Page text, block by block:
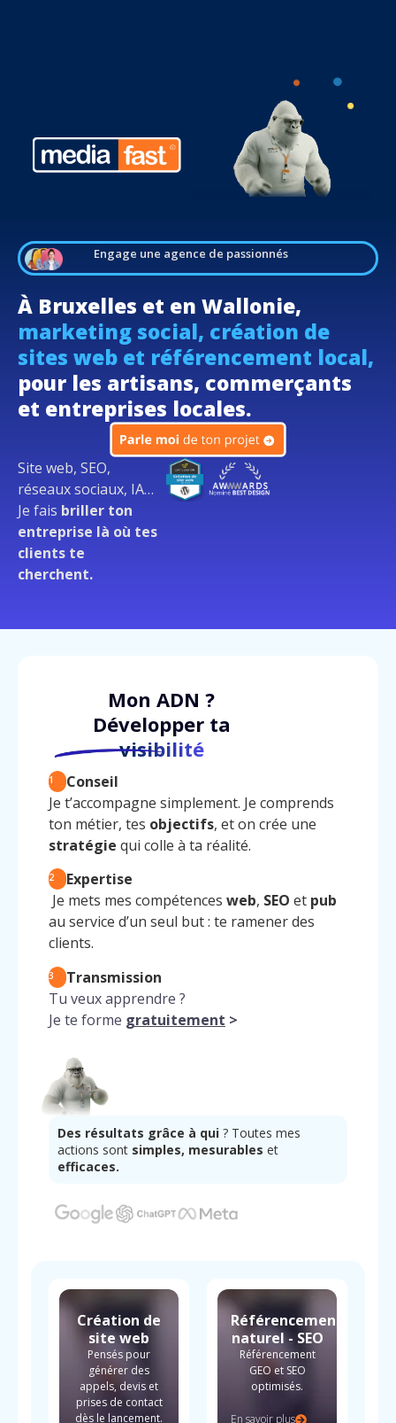
Engage une agence de passionnés
À Bruxelles et en Wallonie,
marketing social, création de
sites web et référencement local,
pour les artisans, commerçants
et entreprises locales.
Site web, SEO,
réseaux sociaux, IA…
Je fais briller ton
entreprise là où tes
clients te
cherchent.
Mon ADN ?
Développer ta
visibilité
1
Conseil
Je t’accompagne simplement. Je comprends
ton métier, tes objectifs, et on crée une
stratégie qui colle à ta réalité.
2
Expertise
Je mets mes compétences web, SEO et pub
au service d’un seul but : te ramener des
clients.
3
Transmission
Tu veux apprendre ?
Je te forme gratuitement >
Des résultats grâce à qui ? Toutes mes
actions sont simples, mesurables et
efficaces.
Création de
site web
Pensés pour
générer des
appels, devis et
prises de contact
dès le lancement.
Référencement
naturel - SEO
Référencement
GEO et SEO
optimisés.
En savoir plus